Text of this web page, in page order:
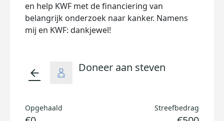
en help KWF met de financiering van
belangrijk onderzoek naar kanker. Namens
mij en KWF: dankjewel!
arrow_back Doneer aan steven
Opgehaald Streefbedrag